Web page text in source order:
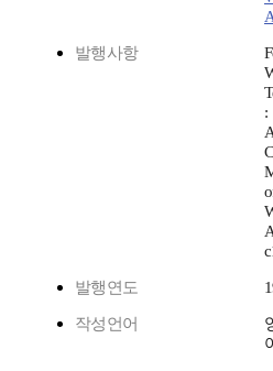
발행사항
:
발행연도
작성언어